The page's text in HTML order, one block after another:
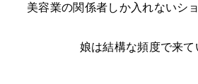
美容業の関係者しか入れないシ
娘は結構な頻度で来て